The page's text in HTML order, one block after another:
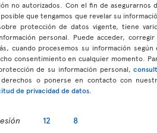
no autorizados. Con el fin de asegurarnos
que tengamos que revelar su
protección de datos vigente, tiene
personal. Puede acceder, corregir
cuando procesemos su información según
consentimiento en cualquier momento.
de su información personal,
o ponerse en contacto con
de privacidad de datos
12 8